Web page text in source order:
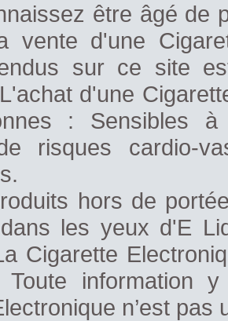
être âgé de
vente d'une
sur ce site
d'une
: Sensibles
risques cardio-
hors de
les yeux d'E
Cigarette
Toute information
n’est pas